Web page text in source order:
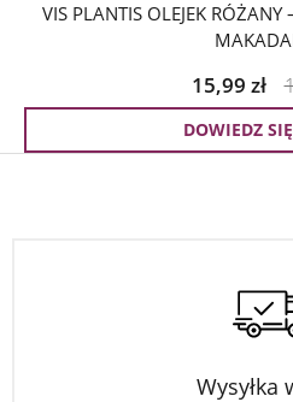
VIS PLANTIS OLEJEK
15,99 zł
DOWIEDZ
Wysyłka